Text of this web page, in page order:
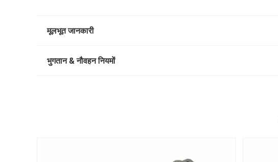
मूलभूत जानकारी
भुगतान & नौवहन नियमों